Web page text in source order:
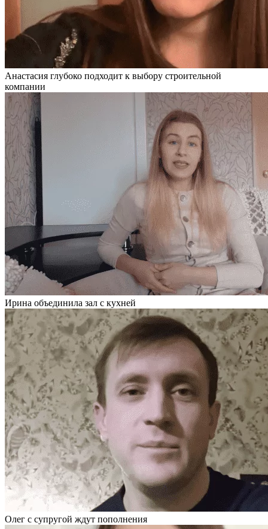
Анастасия глубоко подходит к выбору строительной
компании
Ирина объединила зал с кухней
Олег с супругой ждут пополнения